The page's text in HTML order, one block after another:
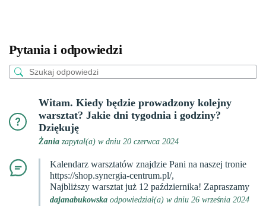
Pytania i odpowiedzi
Witam. Kiedy będzie prowadzony kolejny
warsztat? Jakie dni tygodnia i godziny?
Dziękuję
Żania zapytał(a) w dniu 20 czerwca 2024
Kalendarz warsztatów znajdzie Pani na naszej tronie
https://shop.synergia-centrum.pl/,
Najbliższy warsztat już 12 października! Zapraszamy
dajanabukowska odpowiedział(a) w dniu 26 września 2024